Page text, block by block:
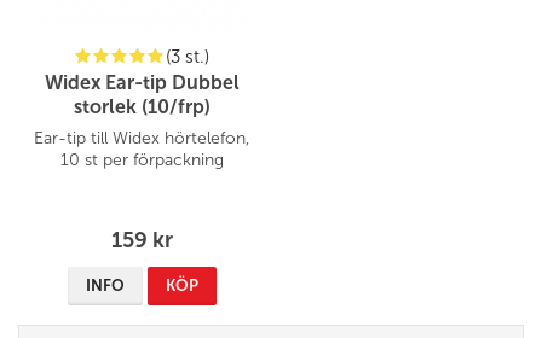
(3 st.)
Widex Ear-tip Dubbel
storlek (10/frp)
Ear-tip till Widex hörtelefon,
10 st per förpackning
159 kr
INFO KÖP